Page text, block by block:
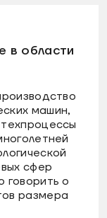
в области
машин,
сфер
говорить о
размера